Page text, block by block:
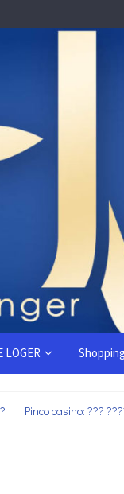
LOGER Shopping
Pinco casino: ???